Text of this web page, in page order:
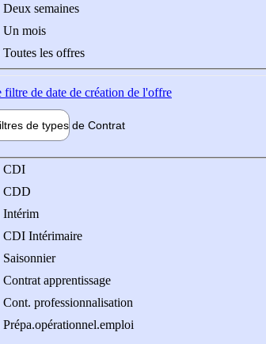
Deux semaines
Un mois
Toutes les offres
de date de création de l'offre
de types de Contrat
CDI
CDD
Intérim
CDI Intérimaire
Saisonnier
Contrat apprentissage
Cont. professionnalisation
Prépa.opérationnel.emploi